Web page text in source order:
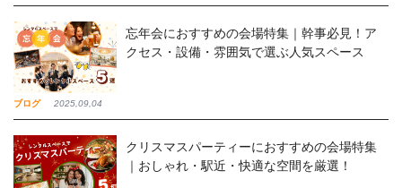
ブログ 2025,09,04
忘年会におすすめの会場特集｜幹事必見！ア
クセス・設備・雰囲気で選ぶ人気スペース
クリスマスパーティーにおすすめの会場特集
｜おしゃれ・駅近・快適な空間を厳選！